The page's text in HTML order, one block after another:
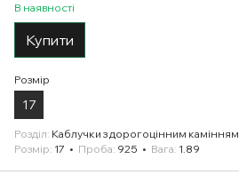
В наявності
Купити
Розмір
17
Розділ Каблучки з дорогоцінним камінням
Розмір 17 Проба 925 Вага 1.89